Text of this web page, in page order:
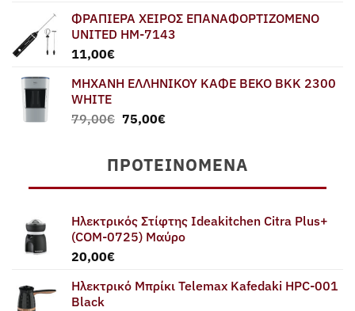
ΦΡΑΠΙΕΡΑ ΧΕΙΡΟΣ ΕΠΑΝΑΦΟΡΤΙΖΟΜΕΝΟ
UNITED HM-7143
11,00€
ΜΗΧΑΝΗ ΕΛΛΗΝΙΚΟΥ ΚΑΦΕ BEKO BKK 2300
WHITE
79,00€ Original
79,00€.
75,00€Η
είναι:
75,00€.
ΠΡΟΤΕΙΝΌΜΕΝΑ
Ηλεκτρικός Στίφτης Ideakitchen Citra Plus+
(COM-0725) Μαύρο
20,00€
Ηλεκτρικό Μπρίκι Telemax Kafedaki HPC-001
Black